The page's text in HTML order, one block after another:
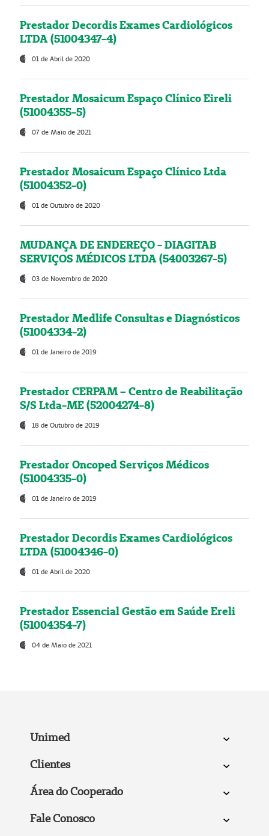
Prestador Decordis Exames Cardiológicos
LTDA (51004347-4)
01 de Abril de 2020
Prestador Mosaicum Espaço Clínico Eireli
(51004355-5)
07 de Maio de 2021
Prestador Mosaicum Espaço Clínico Ltda
(51004352-0)
01 de Outubro de 2020
MUDANÇA DE ENDEREÇO - DIAGITAB
SERVIÇOS MÉDICOS LTDA (54003267-5)
03 de Novembro de 2020
Prestador Medlife Consultas e Diagnósticos
(51004334-2)
01 de Janeiro de 2019
Prestador CERPAM – Centro de Reabilitação
S/S Ltda-ME (52004274-8)
18 de Outubro de 2019
Prestador Oncoped Serviços Médicos
(51004335-0)
01 de Janeiro de 2019
Prestador Decordis Exames Cardiológicos
LTDA (51004346-0)
01 de Abril de 2020
Prestador Essencial Gestão em Saúde Ereli
(51004354-7)
04 de Maio de 2021
Unimed
Clientes
Área do Cooperado
Fale Conosco